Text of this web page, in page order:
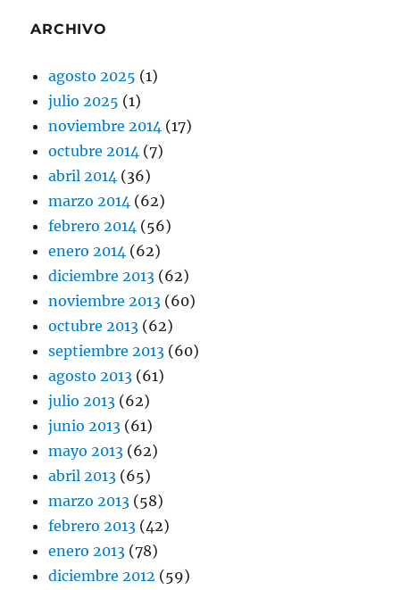
ARCHIVO
agosto 2025 (1)
julio 2025 (1)
noviembre 2014 (17)
octubre 2014 (7)
abril 2014 (36)
marzo 2014 (62)
febrero 2014 (56)
enero 2014 (62)
diciembre 2013 (62)
noviembre 2013 (60)
octubre 2013 (62)
septiembre 2013 (60)
agosto 2013 (61)
julio 2013 (62)
junio 2013 (61)
mayo 2013 (62)
abril 2013 (65)
marzo 2013 (58)
febrero 2013 (42)
enero 2013 (78)
diciembre 2012 (59)